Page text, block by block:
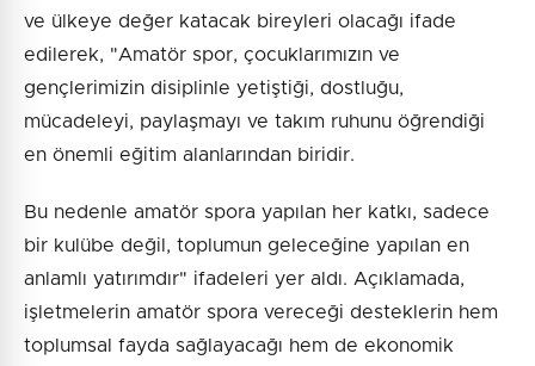
ve ülkeye değer katacak bireyleri olacağı ifade
edilerek, "Amatör spor, çocuklarımızın ve
gençlerimizin disiplinle yetiştiği, dostluğu,
mücadeleyi, paylaşmayı ve takım ruhunu öğrendiği
en önemli eğitim alanlarından biridir.
Bu nedenle amatör spora yapılan her katkı, sadece
bir kulübe değil, toplumun geleceğine yapılan en
anlamlı yatırımdır" ifadeleri yer aldı. Açıklamada,
işletmelerin amatör spora vereceği desteklerin hem
toplumsal fayda sağlayacağı hem de ekonomik